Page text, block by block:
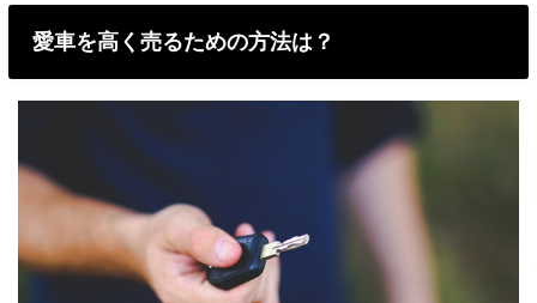
愛車を高く売るための方法は？